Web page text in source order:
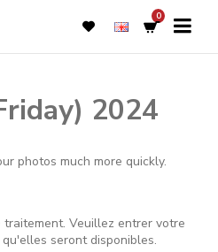
0
2024
photos much more quickly.
traitement. Veuillez entrer votre
seront disponibles.